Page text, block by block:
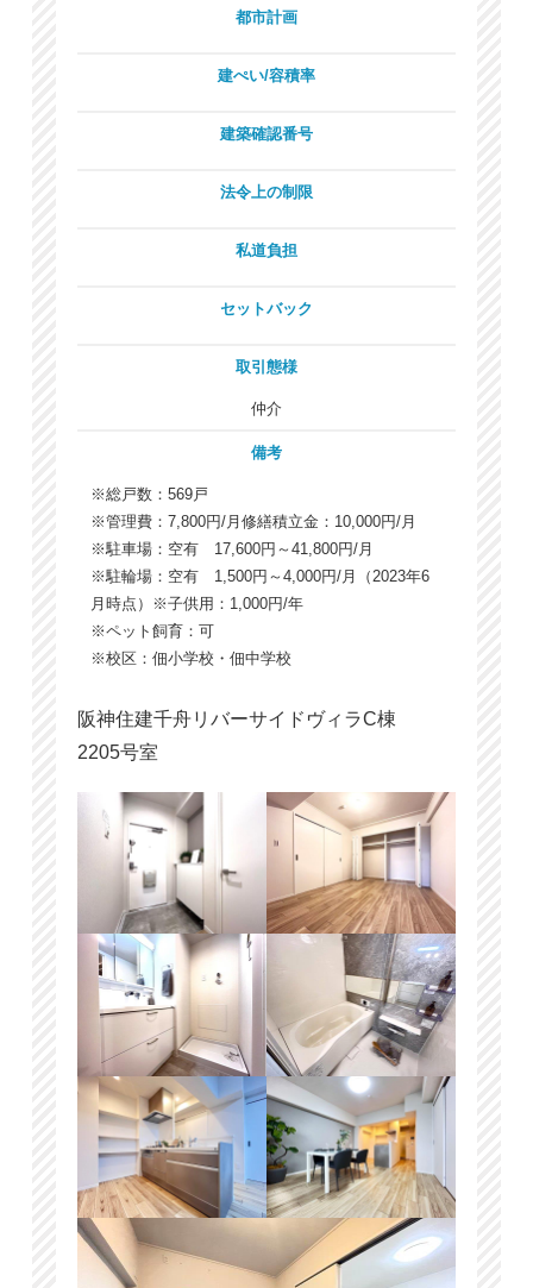
都市計画
建ぺい/容積率
建築確認番号
法令上の制限
私道負担
セットバック
取引態様
仲介
備考
※総戸数：569戸
※管理費：7,800円/月修繕積立金：10,000円/月
※駐車場：空有 17,600円～41,800円/月
※駐輪場：空有 1,500円～4,000円/月（2023年6
月時点）※子供用：1,000円/年
※ペット飼育：可
※校区：佃小学校・佃中学校
阪神住建千舟リバーサイドヴィラC棟
2205号室